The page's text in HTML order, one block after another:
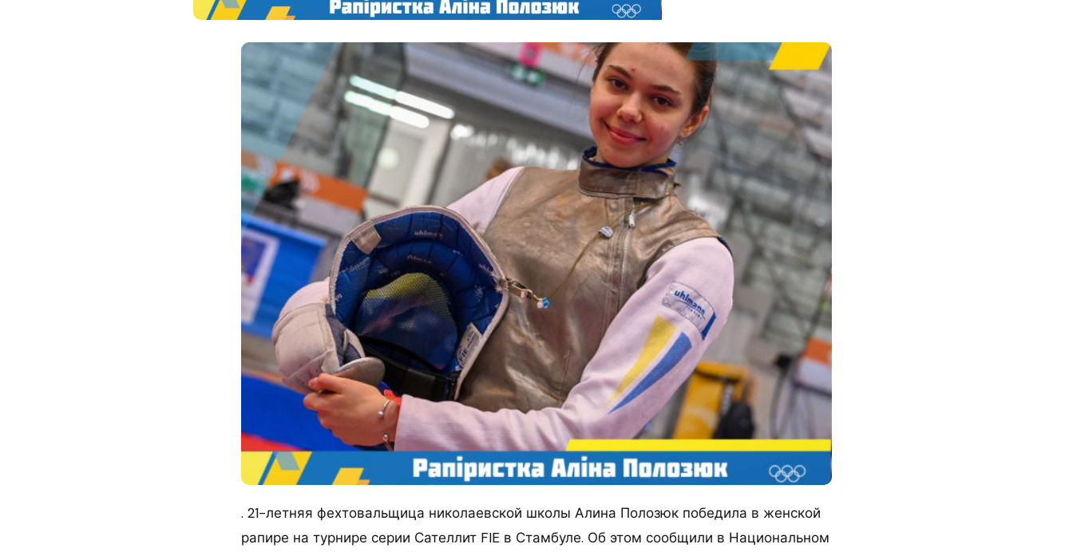
. 21-летняя фехтовальщица николаевской школы Алина Полозюк победила в женской
рапире на турнире серии Сателлит FIE в Стамбуле. Об этом сообщили в Национальном